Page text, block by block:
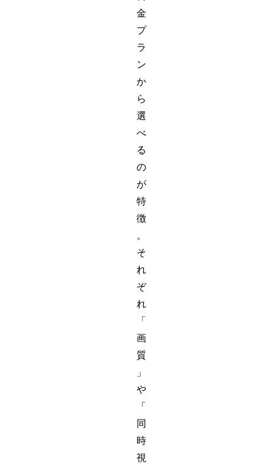
金
プ
ラ
ン
か
ら
選
べ
る
の
が
特
徴
。
そ
れ
ぞ
れ
「
画
質
」
や
「
同
時
視